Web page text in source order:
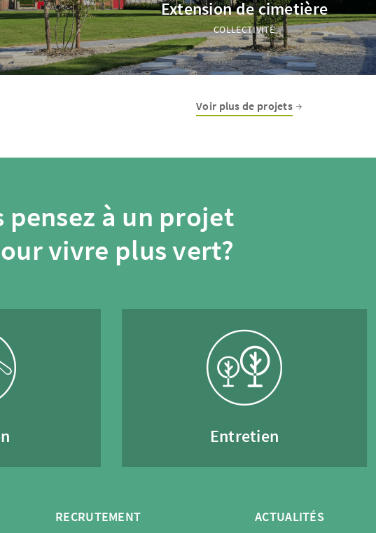
Extension de cimetière
COLLECTIVITÉ
Voir plus de projets
pensez à un projet
vivre plus vert?
Entretien
RECRUTEMENT ACTUALITÉS